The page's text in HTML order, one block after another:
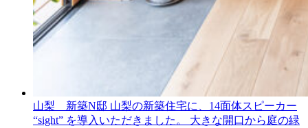
山梨 新築N邸 山梨の新築住宅に、14面体スピーカー
“sight” を導入いただきました。 大きな開口から庭の緑